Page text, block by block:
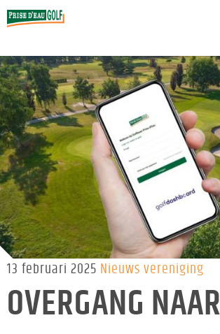
Home
13 februari 2025 Nieuws vereniging
OVERGANG NAAR